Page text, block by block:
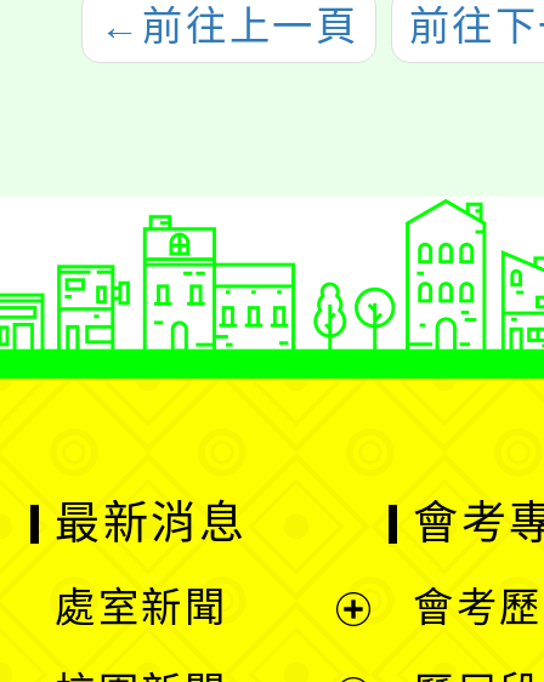
← 前往上一頁 前往
最新消息
處室新聞
會考
會考